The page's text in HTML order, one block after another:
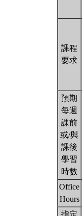
課程
要求
預期
每週
課前
或/與
課後
學習
時數
Office
Hours
指定